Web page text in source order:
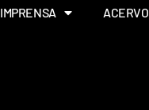
IMPRENSA ACERVO